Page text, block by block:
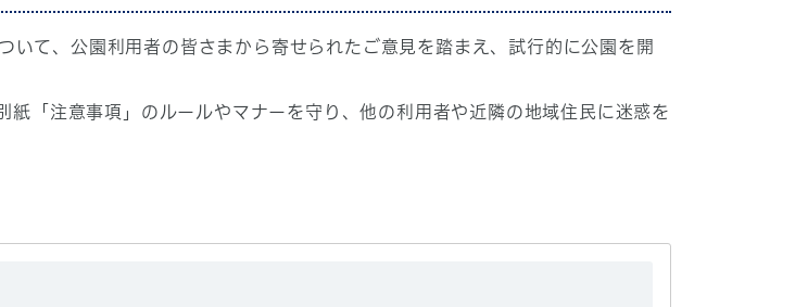
て、公園利用者の皆さまから寄せられたご意見を踏まえ、試行的に公園を開
「注意事項」のルールやマナーを守り、他の利用者や近隣の地域住民に迷惑を